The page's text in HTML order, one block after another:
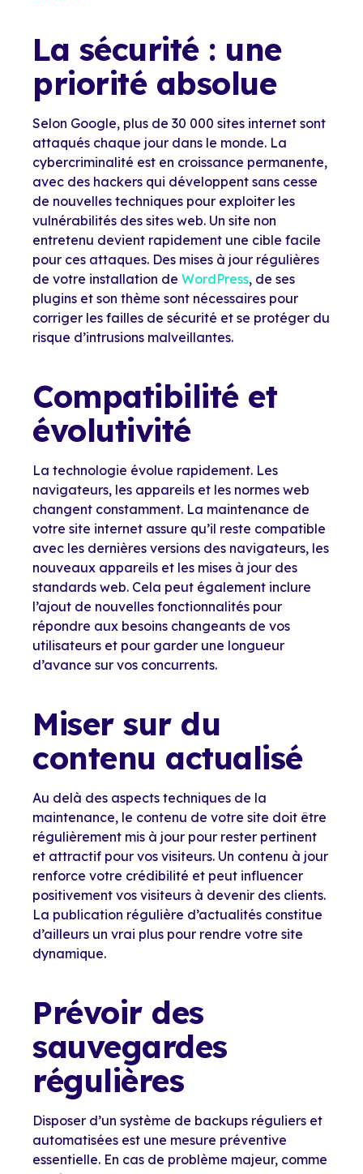
La sécurité : une
priorité absolue
Selon Google, plus de 30 000 sites internet sont
attaqués chaque jour dans le monde. La
cybercriminalité est en croissance permanente,
avec des hackers qui développent sans cesse
de nouvelles techniques pour exploiter les
vulnérabilités des sites web. Un site non
entretenu devient rapidement une cible facile
pour ces attaques. Des mises à jour régulières
de votre installation de WordPress, de ses
plugins et son thème sont nécessaires pour
corriger les failles de sécurité et se protéger du
risque d’intrusions malveillantes.
Compatibilité et
évolutivité
La technologie évolue rapidement. Les
navigateurs, les appareils et les normes web
changent constamment. La maintenance de
votre site internet assure qu’il reste compatible
avec les dernières versions des navigateurs, les
nouveaux appareils et les mises à jour des
standards web. Cela peut également inclure
l’ajout de nouvelles fonctionnalités pour
répondre aux besoins changeants de vos
utilisateurs et pour garder une longueur
d’avance sur vos concurrents.
Miser sur du
contenu actualisé
Au delà des aspects techniques de la
maintenance, le contenu de votre site doit être
régulièrement mis à jour pour rester pertinent
et attractif pour vos visiteurs. Un contenu à jour
renforce votre crédibilité et peut influencer
positivement vos visiteurs à devenir des clients.
La publication régulière d’actualités constitue
d’ailleurs un vrai plus pour rendre votre site
dynamique.
Prévoir des
sauvegardes
régulières
Disposer d’un système de backups réguliers et
automatisées est une mesure préventive
essentielle. En cas de problème majeur, comme